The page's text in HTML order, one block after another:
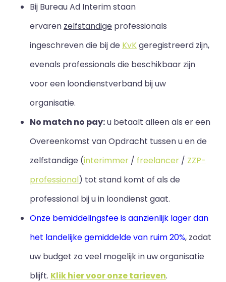
Bij Bureau Ad Interim staan
ervaren zelfstandige professionals
ingeschreven die bij de KvKgeregistreerd zijn,
evenals professionals die beschikbaar zijn
voor een loondienstverband bij uw
organisatie.
No match no pay:u betaalt alleen als er een
Overeenkomst van Opdracht tussen u en de
zelfstandige (interimmer / freelancer / ZZP-
professional) tot stand komt of als de
professional bij u in loondienst gaat.
Onze bemiddelingsfee is aanzienlijk lager dan
het landelijke gemiddelde van ruim 20%, zodat
uw budget zo veel mogelijk in uw organisatie
blijft. Klik hier voor onze tarieven.